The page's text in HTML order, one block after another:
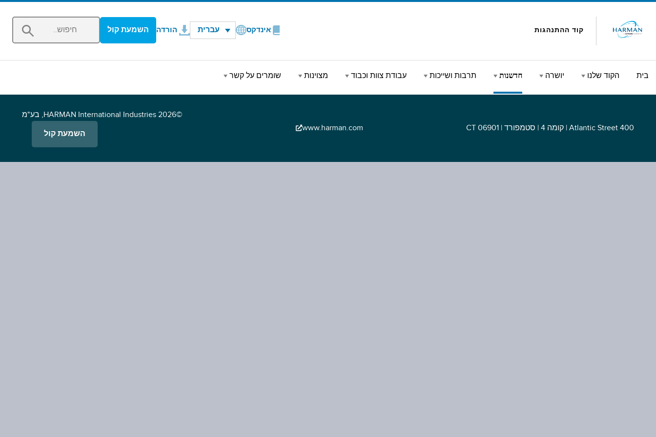
קוד ההתנהגות אינדקס עברית הורדה השמעת קולנפתח בחלון חדש
בית הקוד שלנו יושרה חדשנות תרבות ושייכות עבודת צוות וכבוד מצוינות שומרים על קשר
400 Atlantic Street | קומה 4 | סטמפורד | CT 06901 www.harman.com
©2026 HARMAN International Industries, בע"מ
השמעת קול
in a new window